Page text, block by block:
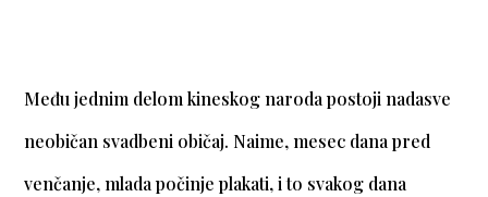
Među jednim delom kineskog naroda postoji nadasve
neobičan svadbeni običaj. Naime, mesec dana pred
venčanje, mlada počinje plakati, i to svakog dana